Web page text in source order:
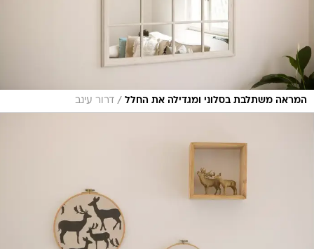
המראה משתלבת בסלוני ומגדילה את החלל / דרור עינב